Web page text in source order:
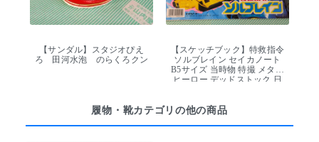
【サンダル】スタジオぴえ
ろ 田河水泡 のらくろクン
【スケッチブック】特救指令
ソルブレイン セイカノート
B5サイズ 当時物 特撮 メタル
ヒーロー デッドストック 日
履物・靴カテゴリの他の商品